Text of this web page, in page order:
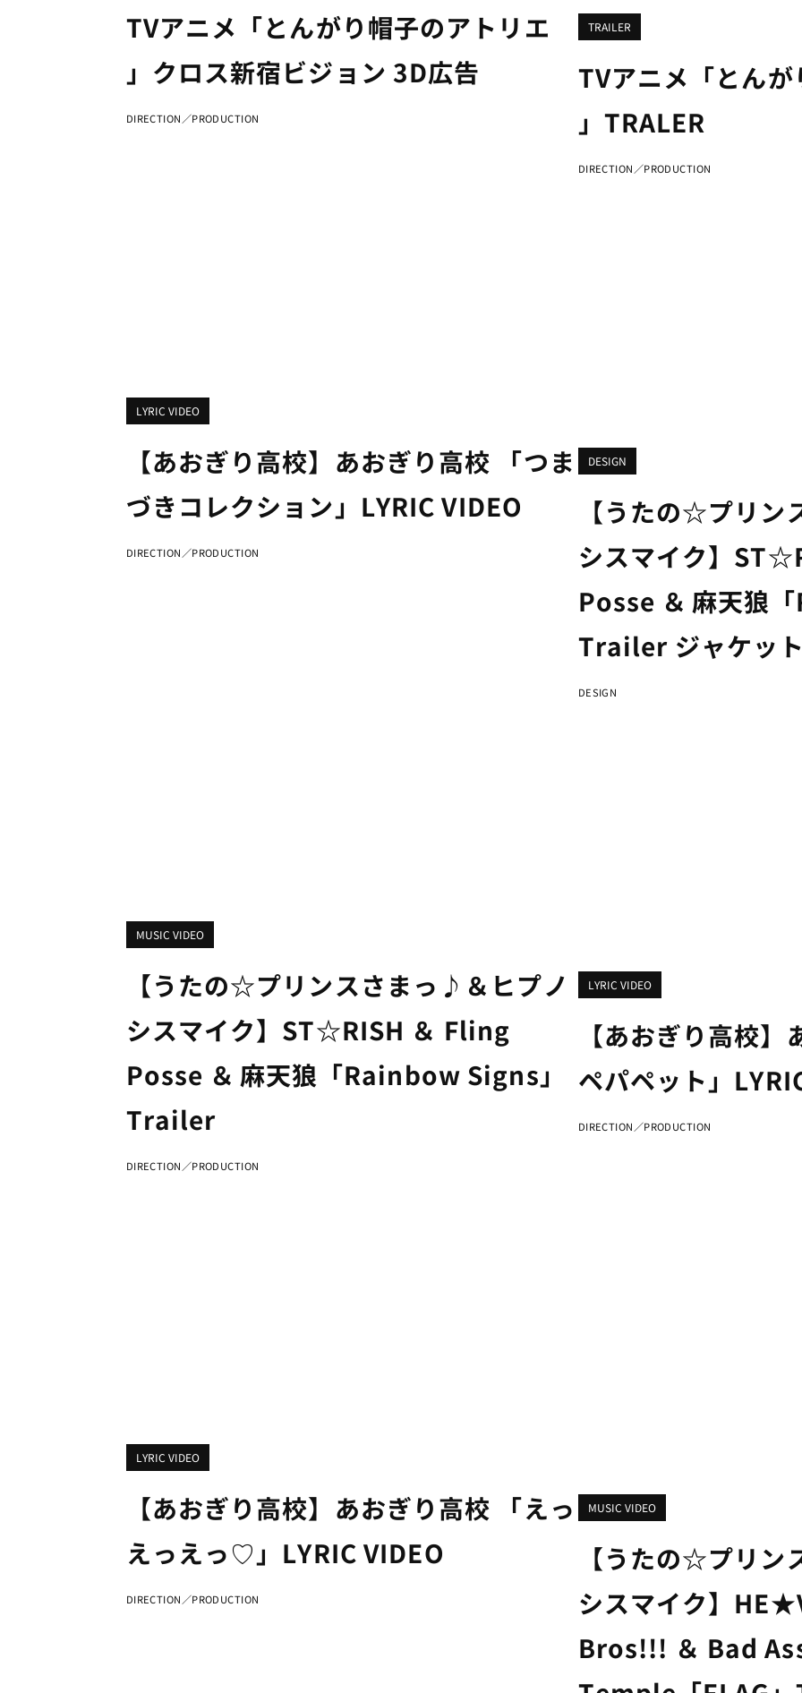
TVアニメ「とんがり帽子のアトリエ
」クロス新宿ビジョン 3D広告
DIRECTION／PRODUCTION
TRAILER
TVアニメ「とん
」TRALER
DIRECTION／PRODUCTION
LYRIC VIDEO
【あおぎり高校】あおぎり高校 「つま
づきコレクション」LYRIC VIDEO
DIRECTION／PRODUCTION
DESIGN
【うたの☆プリ
シスマイク】
Posse ＆ 麻天狼
Trailer ジャケッ
DESIGN
MUSIC VIDEO
【うたの☆プリンスさまっ♪＆ヒプノ
シスマイク】ST☆RISH ＆ Fling
Posse ＆ 麻天狼「Rainbow Signs」
Trailer
DIRECTION／PRODUCTION
LYRIC VIDEO
【あおぎり高校
ペパペット」
DIRECTION／PRODUCTION
LYRIC VIDEO
【あおぎり高校】あおぎり高校 「えっ
えっえっ♡」LYRIC VIDEO
DIRECTION／PRODUCTION
MUSIC VIDEO
【うたの☆プリ
シスマイク】
Bros!!! ＆ Bad